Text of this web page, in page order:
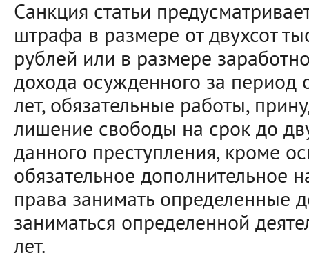
Санкция статьи
штрафа в размере от двухсот
рублей или в размере
дохода осужденного за период
лет, обязательные работы,
лишение свободы на срок до
данного преступления, кроме
обязательное дополнительное
права занимать определенные
заниматься определенной
лет.